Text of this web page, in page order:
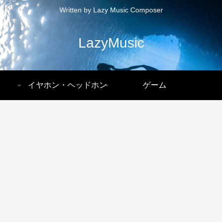
Written by Lazy Music Composer
LazyMusic
イヤホン・ヘッドホン ゲーム